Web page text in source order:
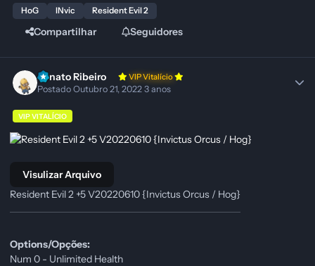
HoG INvic Resident Evil 2
Compartilhar Seguidores
Renato Ribeiro VIP Vitalício
PostadoOutubro 21, 20223 anos
VIP VITALÍCIO
Visulizar Arquivo
Resident Evil 2 +5 V20220610 {Invictus Orcus / Hog}
Options/Opções:
Num 0 - Unlimited Health